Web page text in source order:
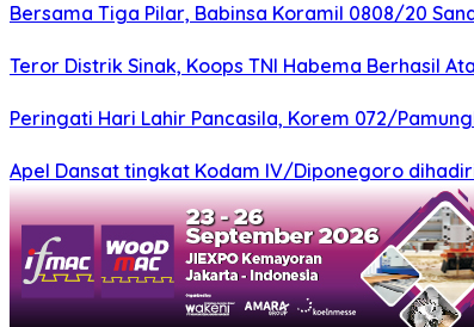
Bersama Tiga Pilar, Babinsa Koramil 0808/20
Teror Distrik Sinak, Koops TNI Habema Berhasil
Peringati Hari Lahir Pancasila, Korem 072/
Apel Dansat tingkat Kodam lV/Diponegoro